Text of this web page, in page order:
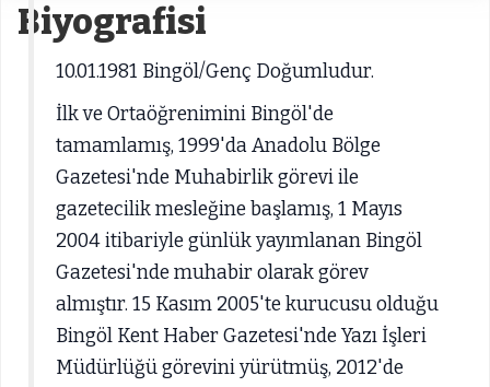
Biyografisi
10.01.1981 Bingöl/Genç Doğumludur.
İlk ve Ortaöğrenimini Bingöl'de
tamamlamış, 1999'da Anadolu Bölge
Gazetesi'nde Muhabirlik görevi ile
gazetecilik mesleğine başlamış, 1 Mayıs
2004 itibariyle günlük yayımlanan Bingöl
Gazetesi'nde muhabir olarak görev
almıştır. 15 Kasım 2005'te kurucusu olduğu
Bingöl Kent Haber Gazetesi'nde Yazı İşleri
Müdürlüğü görevini yürütmüş, 2012'de